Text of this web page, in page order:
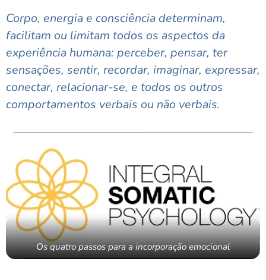
Corpo, energia e consciência determinam,
facilitam ou limitam todos os aspectos da
experiência humana: perceber, pensar, ter
sensações, sentir, recordar, imaginar, expressar,
conectar, relacionar-se, e todos os outros
comportamentos verbais ou não verbais.
Os quatro passos para a incorporação emocional